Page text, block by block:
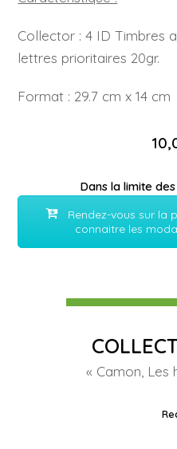
Collector : 4 ID Timbres
lettres prioritaires 20gr.
Format : 29.7 cm x 14 cm
Dans la limite
Rendez-vous sur la
connaitre les
« Camon, Les